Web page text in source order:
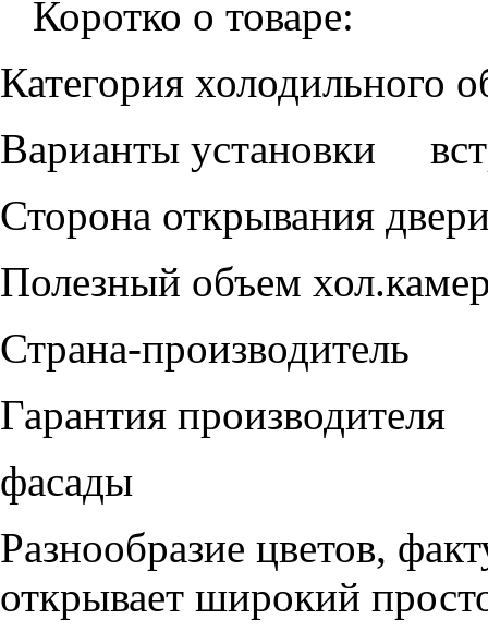
Коротко о товаре:
Категория
Варианты установки
Сторона открывания
Полезный объем
Страна-
Гарантия
фасады
Разнообразие цветов,
открывает широкий